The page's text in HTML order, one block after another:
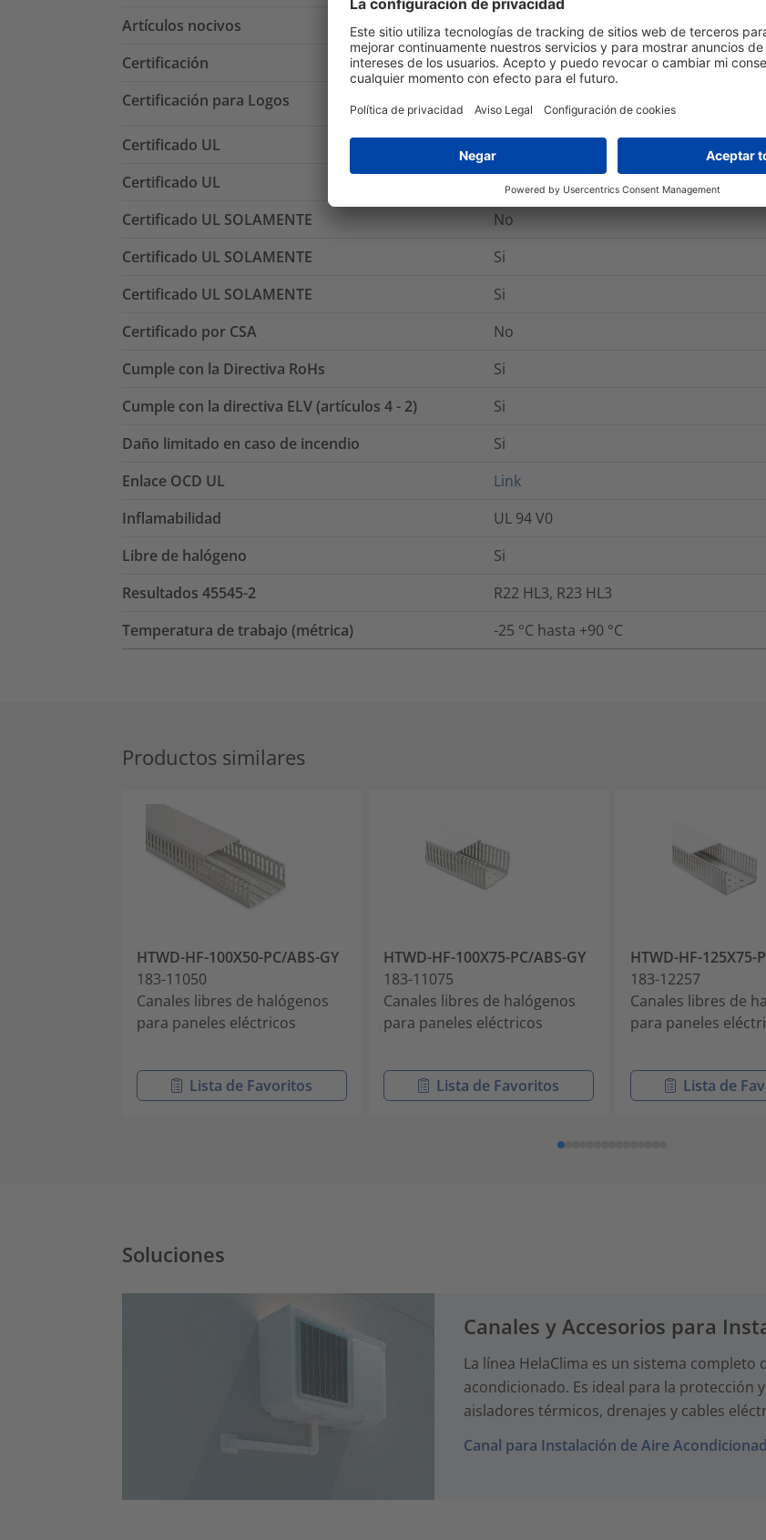
Artículos nocivos
No
Certificación
ANSI/UL 62275, EN 45545-2
Certificación para Logos
Certificado UL
Certificado UL
No
Certificado UL SOLAMENTE
No
Certificado UL SOLAMENTE
Si
Certificado UL SOLAMENTE
Si
Certificado por CSA
No
Cumple con la Directiva RoHs
Si
Cumple con la directiva ELV (artículos 4 - 2)
Si
Daño limitado en caso de incendio
Si
Enlace OCD UL
Link
Inflamabilidad
UL 94 V0
Libre de halógeno
Si
Resultados 45545-2
R22 HL3, R23 HL3
Temperatura de trabajo (métrica)
-25 °C hasta +90 °C
Productos similares
HTWD-HF-100X50-PC/ABS-GY
183-11050
Canales libres de halógenos
para paneles eléctricos
Lista de Favoritos
HTWD-HF-100X75-PC/ABS-GY
183-11075
Canales libres de halógenos
para paneles eléctricos
Lista de Favoritos
HTWD-HF-125X75-
183-12257
Canales libres de
para paneles
Lista de
Soluciones
Canales y Accesorios para
La línea HelaClima es un sistema completo
acondicionado. Es ideal para la protección
aisladores térmicos, drenajes y cables
Canal para Instalación de Aire